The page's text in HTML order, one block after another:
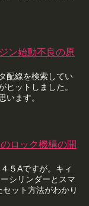
ン始動不良の原
配線を検索してい
ヒットしました。
います。
ロック機構の開
５Aですが。キィ
シリンダーとスマ
ット方法がわかり